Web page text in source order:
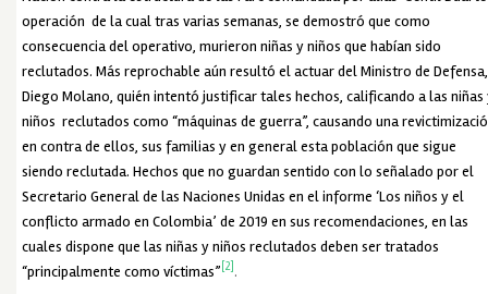
operación de la cual tras varias semanas, se demostró que como
consecuencia del operativo, murieron niñas y niños que habían sido
reclutados. Más reprochable aún resultó el actuar del Ministro de Defensa,
Diego Molano, quién intentó justificar tales hechos, calificando a las niñas
niños reclutados como “máquinas de guerra”, causando una
en contra de ellos, sus familias y en general esta población que sigue
siendo reclutada. Hechos que no guardan sentido con lo señalado por el
Secretario General de las Naciones Unidas en el informe ‘Los niños y el
conflicto armado en Colombia’ de 2019 en sus recomendaciones, en las
cuales dispone que las niñas y niños reclutados deben ser tratados
“principalmente como víctimas” [2] .